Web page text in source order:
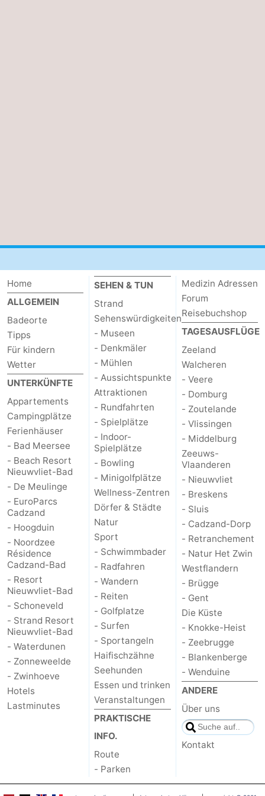
Home
ALLGEMEIN
Badeorte
Tipps
Für kindern
Wetter
UNTERKÜNFTE
Appartements
Campingplätze
Ferienhäuser
- Bad Meersee
- Beach Resort
Nieuwvliet-Bad
- De Meulinge
- EuroParcs
Cadzand
- Hoogduin
- Noordzee
Résidence
Cadzand-Bad
- Resort
Nieuwvliet-Bad
- Schoneveld
- Strand Resort
Nieuwvliet-Bad
- Waterdunen
- Zonneweelde
- Zwinhoeve
Hotels
Lastminutes
SEHEN & TUN
Strand
Sehenswürdigkeiten
- Museen
- Denkmäler
- Mühlen
- Aussichtspunkte
Attraktionen
- Rundfahrten
- Spielplätze
- Indoor-
Spielplätze
- Bowling
- Minigolfplätze
Wellness-Zentren
Dörfer & Städte
Natur
Sport
- Schwimmbader
- Radfahren
- Wandern
- Reiten
- Golfplatze
- Surfen
- Sportangeln
Haifischzähne
Seehunden
Essen und trinken
Veranstaltungen
PRAKTISCHE
INFO.
Route
- Parken
Medizin Adressen
Forum
Reisebuchshop
TAGESAUSFLÜGE
Zeeland
Walcheren
- Veere
- Domburg
- Zoutelande
- Vlissingen
- Middelburg
Zeeuws-
Vlaanderen
- Nieuwvliet
- Breskens
- Sluis
- Cadzand-Dorp
- Retranchement
- Natur Het Zwin
Westflandern
- Brügge
- Gent
Die Küste
- Knokke-Heist
- Zeebrugge
- Blankenberge
- Wenduine
ANDERE
Über uns
Kontakt